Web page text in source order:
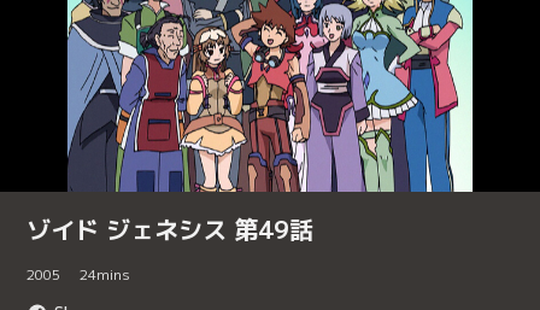
ゾイド ジェネシス 第49話
2005 24mins